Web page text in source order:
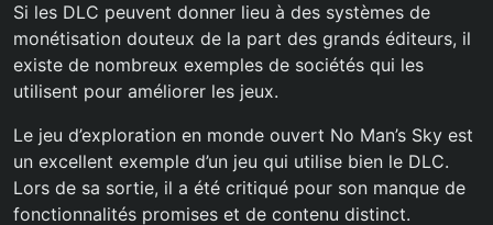
Si les DLC peuvent donner lieu à des systèmes de
monétisation douteux de la part des grands éditeurs, il
existe de nombreux exemples de sociétés qui les
utilisent pour améliorer les jeux.
Le jeu d’exploration en monde ouvert No Man’s Sky est
un excellent exemple d’un jeu qui utilise bien le DLC.
Lors de sa sortie, il a été critiqué pour son manque de
fonctionnalités promises et de contenu distinct.